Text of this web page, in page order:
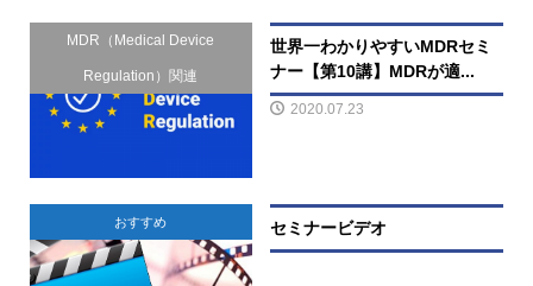
MDR（Medical Device
Regulation）関連
世界一わかりやすいMDRセミ
ナー【第10講】MDRが適...
2020.07.23
おすすめ セミナービデオ